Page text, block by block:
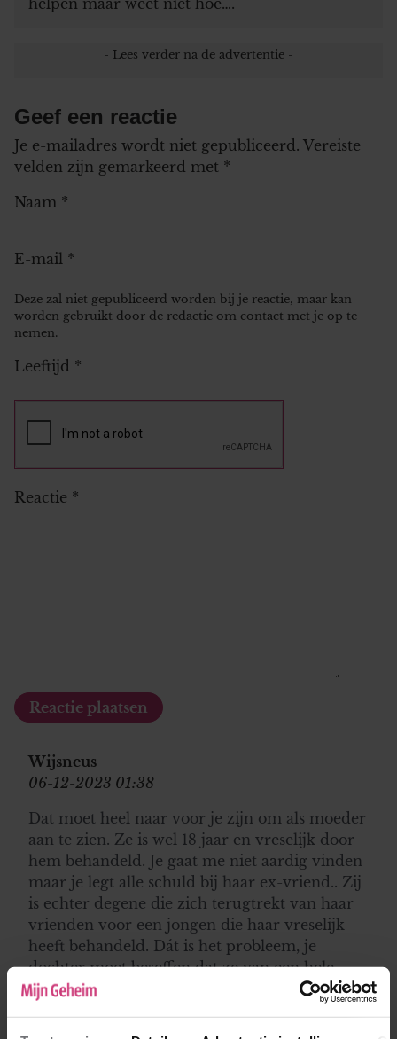
Geef een reactie
Je e-mailadres wordt niet gepubliceerd. Vereiste
velden zijn gemarkeerd met *
Naam *
E-mail *
Deze zal niet gepubliceerd worden bij je reactie, maar kan
worden gebruikt door de redactie om contact met je op te
nemen.
Leeftijd *
Reactie *
Wijsneus
06-12-2023 01:38
Dat moet heel naar voor je zijn om als moeder
aan te zien. Ze is wel 18 jaar en vreselijk door
hem behandeld. Je gaat me niet aardig vinden
maar je legt alle schuld bij haar ex-vriend.. Zij
is echter degene die zich terugtrekt van haar
vrienden voor een jongen die haar vreselijk
heeft behandeld. Dát is het probleem, je
dochter moet beseffen dat ze van een hele
nare man af is. Dat ze wellicht nog een poosje
verdriet heeft maar als ze alle contact met